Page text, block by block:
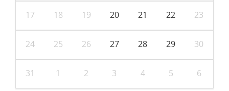
17 18 19 20 21 22 23
24 25 26 27 28 29 30
31 1 2 3 4 5 6